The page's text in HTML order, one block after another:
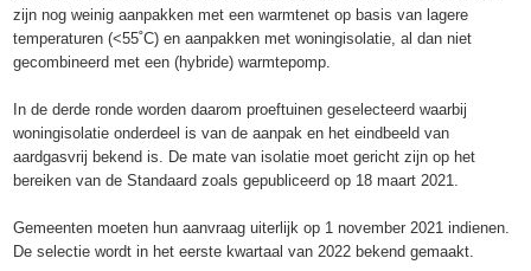
zijn nog weinig aanpakken met een warmtenet op basis van lagere
temperaturen (<55˚C) en aanpakken met woningisolatie, al dan niet
gecombineerd met een (hybride) warmtepomp.
In de derde ronde worden daarom proeftuinen geselecteerd waarbij
woningisolatie onderdeel is van de aanpak en het eindbeeld van
aardgasvrij bekend is. De mate van isolatie moet gericht zijn op het
bereiken van de Standaard zoals gepubliceerd op 18 maart 2021.
Gemeenten moeten hun aanvraag uiterlijk op 1 november 2021 indienen.
De selectie wordt in het eerste kwartaal van 2022 bekend gemaakt.